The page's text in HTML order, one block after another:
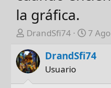
la gráfica.
A
t
o
r
DrandSfi74
F
c
7
DrandSfi74
Usuario